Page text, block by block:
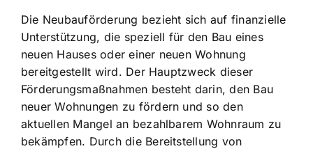
Die Neubauförderung bezieht sich auf finanzielle
Unterstützung, die speziell für den Bau eines
neuen Hauses oder einer neuen Wohnung
bereitgestellt wird. Der Hauptzweck dieser
Förderungsmaßnahmen besteht darin, den Bau
neuer Wohnungen zu fördern und so den
aktuellen Mangel an bezahlbarem Wohnraum zu
bekämpfen. Durch die Bereitstellung von